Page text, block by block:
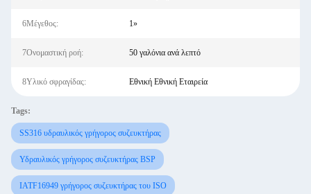
6Μέγεθος: 1»
7Ονομαστική ροή: 50 γαλόνια ανά λεπτό
8Υλικό σφραγίδας: Εθνική Εθνική Εταιρεία
Tags:
SS316 υδραυλικός γρήγορος συζευκτήρας
Υδραυλικός γρήγορος συζευκτήρας BSP
IATF16949 γρήγορος συζευκτήρας του ISO